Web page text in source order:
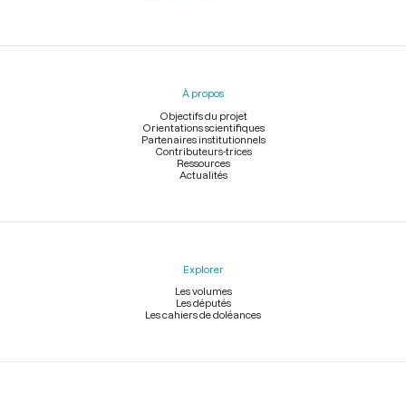
Menu
À propos
Objectifs du projet
Orientations scientifiques
Partenaires institutionnels
Contributeurs-trices
Ressources
Actualités
Explorer
Les volumes
Les députés
Les cahiers de doléances